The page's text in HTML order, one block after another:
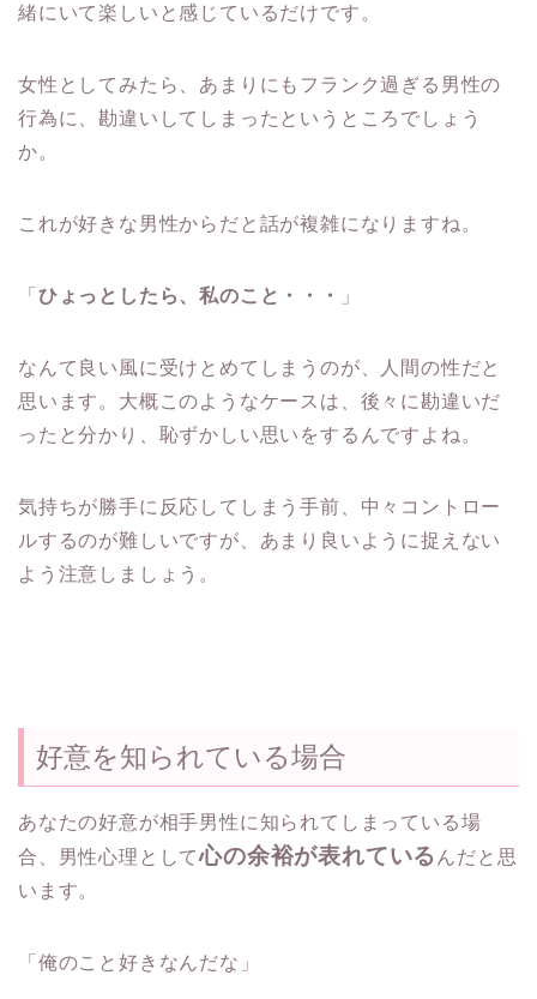
緒にいて楽しいと感じているだけです。
女性としてみたら、あまりにもフランク過ぎる男性の
行為に、勘違いしてしまったというところでしょう
か。
これが好きな男性からだと話が複雑になりますね。
「 ひょっとしたら、私のこと・・・ 」
なんて良い風に受けとめてしまうのが、人間の性だと
思います。大概このようなケースは、後々に勘違いだ
ったと分かり、 恥ずかしい思いをするんですよね。
気持ちが勝手に反応してしまう手前、 中々コントロー
ルするのが難しいですが、 あまり良いように捉えない
よう注意しましょう。
好意を知られている場合
あなたの好意が相手男性に知られてしまっている場
合、 男性心理として心の余裕が表れている んだと思
います。
「俺のこと好きなんだな」